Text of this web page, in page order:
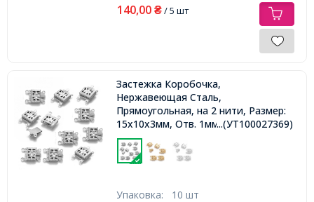
140,00 ₴/ 5 шт
Застежка Коробочка,
Нержавеющая Сталь,
Прямоугольная, на 2 нити, Размер:
15х10х3мм, Отв. 1мм,...(УТ100027369)
Упаковка: 10 шт